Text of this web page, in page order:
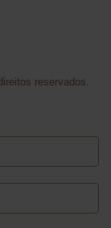
reservados.